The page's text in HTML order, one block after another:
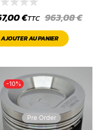
963,08€
€TTC
AJOUTER AU PANIER
-10%
Pre Order